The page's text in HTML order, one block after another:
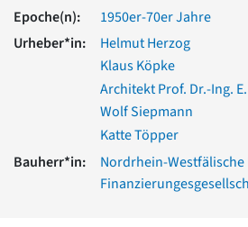
Romanik
Vorromanik
Römische Antike
Über baukunst-nrw
Fachbeirat
Freunde & Förderer
Kontakt
Impressum
Epoche(n):
1950er-70er Jahre
Urheber*in:
Helmut Herzog
Klaus Köpke
Architekt Prof. Dr.-Ing.
Wolf Siepmann
Katte Töpper
Bauherr*in:
Nordrhein-